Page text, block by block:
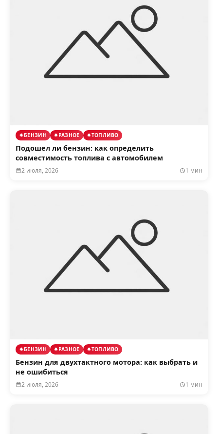
БЕНЗИН РАЗНОЕ ТОПЛИВО
Подошел ли бензин: как определить
совместимость топлива с автомобилем
2 июля, 2026 1 мин
БЕНЗИН РАЗНОЕ ТОПЛИВО
Бензин для двухтактного мотора: как выбрать и
не ошибиться
2 июля, 2026 1 мин